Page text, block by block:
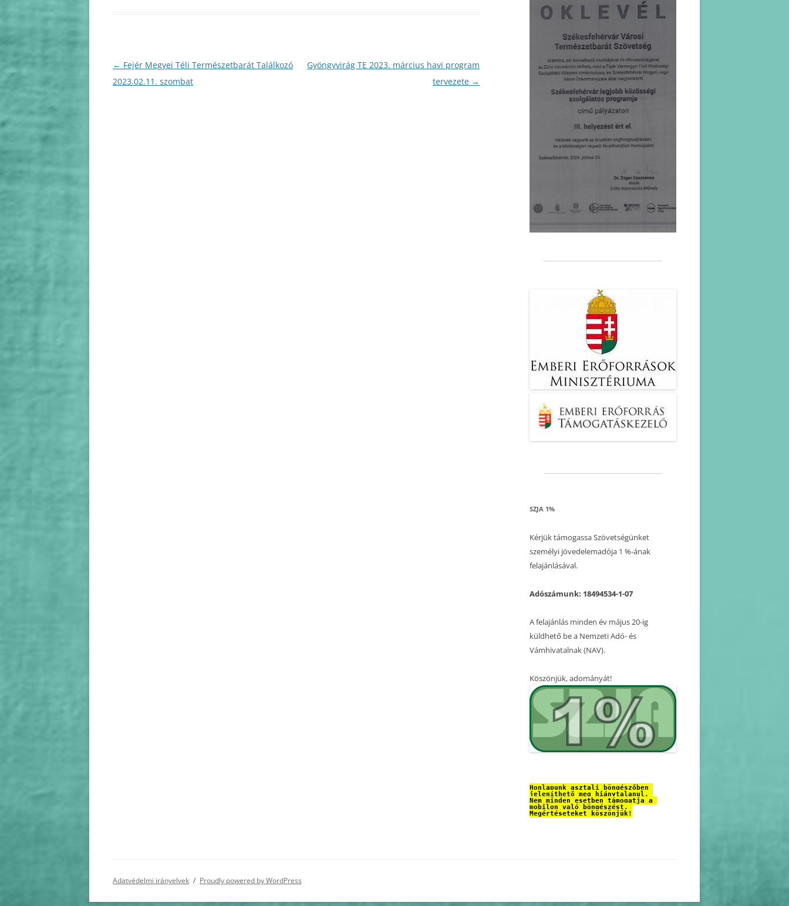
Bejegyzés
navigáció
← Fejér Megyei Téli Természetbarát Találkozó
2023.02.11. szombat
Gyöngyvirág TE 2023. március havi program
tervezete →
SZJA 1%
Kérjük támogassa Szövetségünket
személyi jövedelemadója 1 %-ának
felajánlásával.
Adószámunk: 18494534-1-07
A felajánlás minden év május 20-ig
küldhető be a Nemzeti Adó- és
Vámhivatalnak (NAV).
Köszönjük, adományát!
Honlapunk asztali böngészőben
jeleníthető meg hiánytalanul.
Nem minden esetben támogatja a
mobilon való böngészést.
Megértéseteket köszönjük!
Adatvédelmi irányelvek Proudly powered by WordPress